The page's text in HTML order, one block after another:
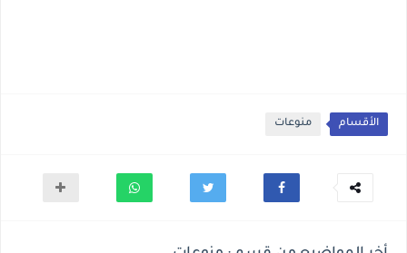
الأقسام منوعات